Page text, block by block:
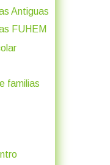
Antiguas
FUHEM
familias